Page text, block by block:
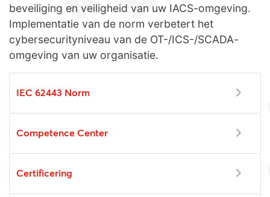
beveiliging en veiligheid van uw IACS-omgeving.
Implementatie van de norm verbetert het
cybersecurityniveau van de OT-/ICS-/SCADA-
omgeving van uw organisatie.
IEC 62443 Norm
Competence Center
Certificering